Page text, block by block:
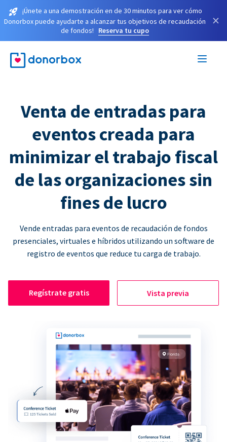
¡Únete a una demostración en de 30 minutos para ver cómo
Donorbox puede ayudarte a alcanzar tus objetivos de recaudación
de fondos!
Reserva tu cupo
×
Venta de entradas para
eventos creada para
minimizar el trabajo fiscal
de las organizaciones sin
fines de lucro
Vende entradas para eventos de recaudación de fondos
presenciales, virtuales e híbridos utilizando un software de
registro de eventos que reduce tu carga de trabajo.
Regístrate gratis Vista previa